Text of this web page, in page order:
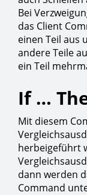
Bei
das Client
einen Teil aus
andere Teile
ein Teil
If …
Mit diesem
herbeigeführt
dann werden
Command